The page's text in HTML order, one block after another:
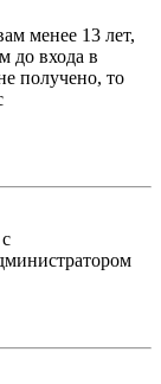
менее 13 лет,
до входа в
получено, то